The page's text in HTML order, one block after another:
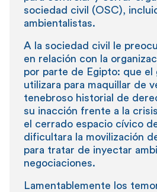
sociedad civil (OSC),
ambientalistas.
A la sociedad civil le
en relación con la
por parte de Egipto: que el
utilizara para maquillar de
tenebroso historial de
su inacción frente a la
el cerrado espacio cívico
dificultara la movilización
para tratar de inyectar
negociaciones.
Lamentablemente los